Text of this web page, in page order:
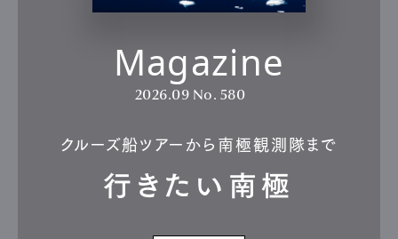
Magazine
2026.09 No. 580
クルーズ船ツアーから南極観測隊まで
行きたい南極